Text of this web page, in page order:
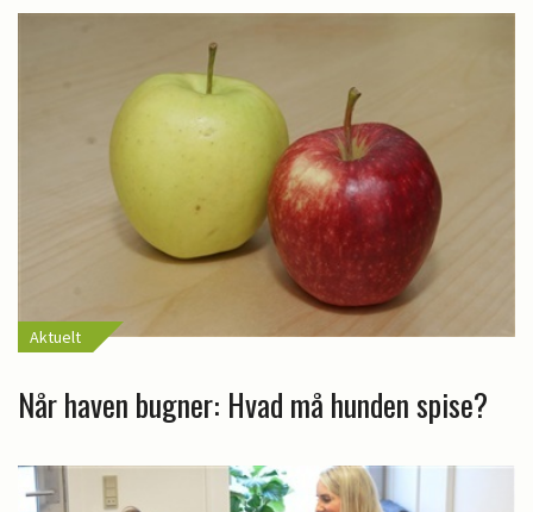
Aktuelt
Når haven bugner: Hvad må hunden spise?